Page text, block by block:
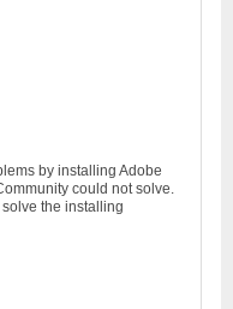
by installing Adobe
could not solve.
the installing